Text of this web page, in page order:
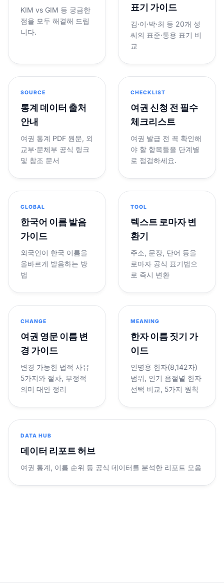
KIM vs GIM 등 궁금한
점을 모두 해결해 드립
니다.
표기 가이드
김·이·박·최 등 20개 성
씨의 표준·통용 표기 비
교
SOURCE
통계 데이터 출처
안내
여권 통계 PDF 원문, 외
교부·문체부 공식 링크
및 참조 문서
CHECKLIST
여권 신청 전 필수
체크리스트
여권 발급 전 꼭 확인해
야 할 항목들을 단계별
로 점검하세요.
GLOBAL
한국어 이름 발음
가이드
외국인이 한국 이름을
올바르게 발음하는 방
법
TOOL
텍스트 로마자 변
환기
주소, 문장, 단어 등을
로마자 공식 표기법으
로 즉시 변환
CHANGE
여권 영문 이름 변
경 가이드
변경 가능한 법적 사유
5가지와 절차, 부정적
의미 대안 정리
MEANING
한자 이름 짓기 가
이드
인명용 한자(8,142자)
범위, 인기 음절별 한자
선택 비교, 5가지 원칙
DATA HUB
데이터 리포트 허브
여권 통계, 이름 순위 등 공식 데이터를 분석한 리포트 모음